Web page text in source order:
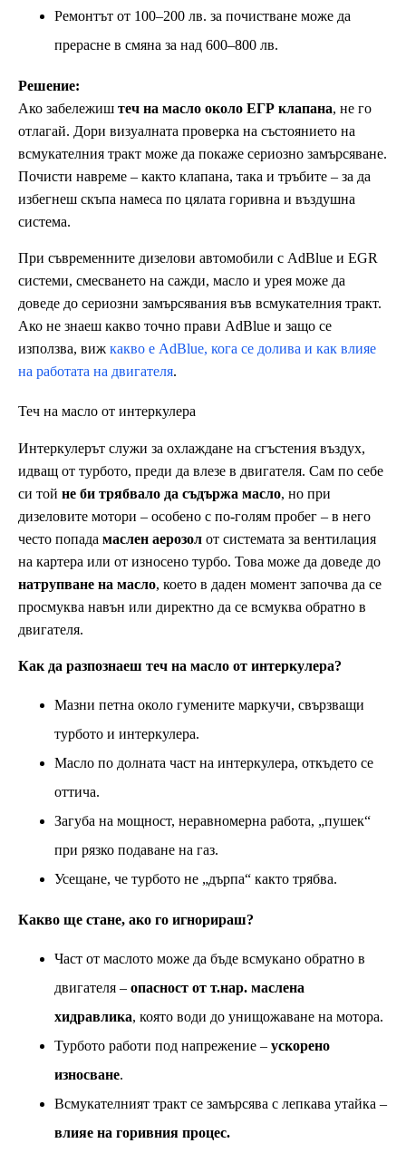
Ремонтът от 100–200 лв. за почистване може да
прерасне в смяна за над 600–800 лв.
Решение:
Ако забележиш теч на масло около ЕГР клапана, не го
отлагай. Дори визуалната проверка на състоянието на
всмукателния тракт може да покаже сериозно замърсяване.
Почисти навреме – както клапана, така и тръбите – за да
избегнеш скъпа намеса по цялата горивна и въздушна
система.
При съвременните дизелови автомобили с AdBlue и EGR
системи, смесването на сажди, масло и урея може да
доведе до сериозни замърсявания във всмукателния тракт.
Ако не знаеш какво точно прави AdBlue и защо се
използва, виж какво е AdBlue, кога се долива и как влияе
на работата на двигателя.
Теч на масло от интеркулера
Интеркулерът служи за охлаждане на сгъстения въздух,
идващ от турбото, преди да влезе в двигателя. Сам по себе
си той не би трябвало да съдържа масло, но при
дизеловите мотори – особено с по-голям пробег – в него
често попада маслен аерозол от системата за вентилация
на картера или от износено турбо. Това може да доведе до
натрупване на масло, което в даден момент започва да се
просмуква навън или директно да се всмуква обратно в
двигателя.
Как да разпознаеш теч на масло от интеркулера?
Мазни петна около гумените маркучи, свързващи
турбото и интеркулера.
Масло по долната част на интеркулера, откъдето се
оттича.
Загуба на мощност, неравномерна работа, „пушек“
при рязко подаване на газ.
Усещане, че турбото не „дърпа“ както трябва.
Какво ще стане, ако го игнорираш?
Част от маслото може да бъде всмукано обратно в
двигателя – опасност от т.нар. маслена
хидравлика, която води до унищожаване на мотора.
Турбото работи под напрежение – ускорено
износване.
Всмукателният тракт се замърсява с лепкава утайка –
влияе на горивния процес.